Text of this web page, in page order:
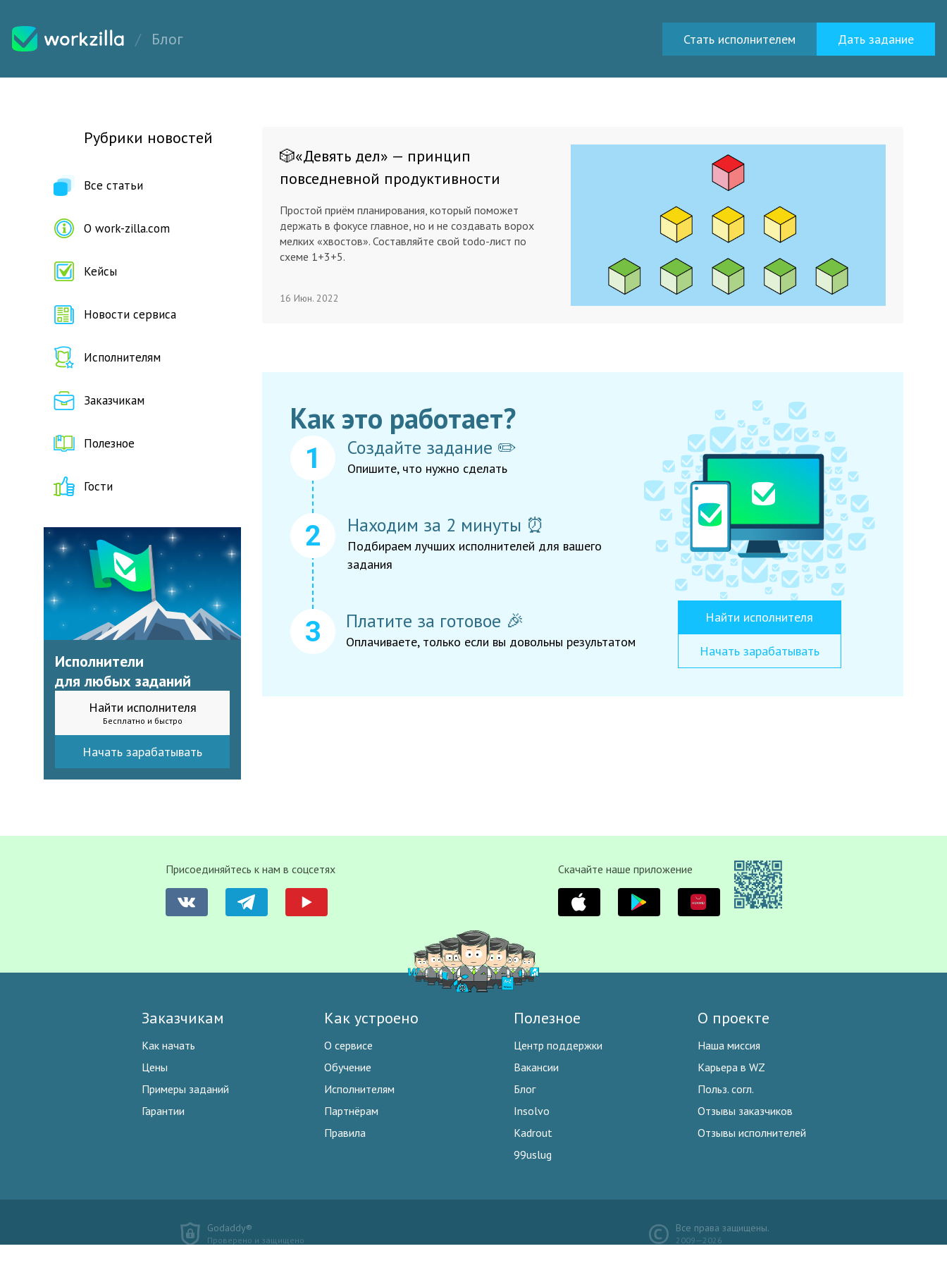
Блог Стать исполнителем Дать задание
Рубрики новостей
Все статьи
О work-zilla.com
Кейсы
Новости сервиса
Исполнителям
Заказчикам
Полезное
Гости
Исполнители
для любых заданий
Найти исполнителя
Бесплатно и быстро
Начать зарабатывать
🎲«Девять дел» — принцип
повседневной продуктивности
Простой приём планирования, который поможет
держать в фокусе главное, но и не создавать ворох
мелких «хвостов». Составляйте свой todo-лист по
схеме 1+3+5.
16 Июн. 2022
Как это работает?
Создайте задание ✏️
Опишите, что нужно сделать
Находим за 2 минуты ⏰
Подбираем лучших исполнителей для вашего
задания
Платите за готовое 🎉
Оплачиваете, только если вы довольны результатом
Найти исполнителя
Начать зарабатывать
Присоединяйтесь к нам в соцсетях Скачайте наше приложение
Заказчикам
Как начать
Цены
Примеры заданий
Гарантии
Как устроено
О сервисе
Обучение
Исполнителям
Партнёрам
Правила
Полезное
Центр поддержки
Вакансии
Блог
Insolvo
Kadrout
99uslug
О проекте
Наша миссия
Карьера в WZ
Польз. согл.
Отзывы заказчиков
Отзывы исполнителей
Godaddy®
Проверено и защищено
Все права защищены.
2009—2026